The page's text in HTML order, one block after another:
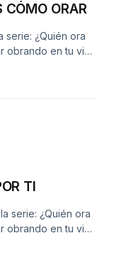
CÓMO ORAR
serie: ¿Quién ora
obrando en tu vida
pero
TI
serie: ¿Quién ora
obrando en tu vida
pero